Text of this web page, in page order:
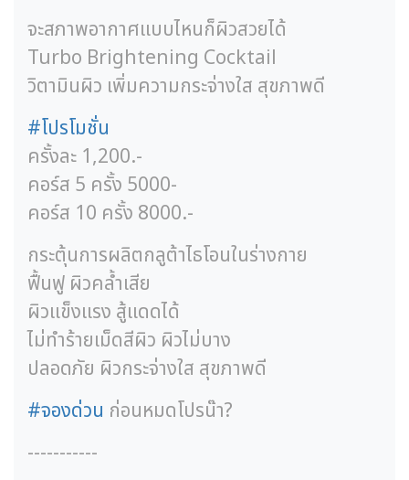
จะสภาพอากาศแบบไหนก็ผิวสวยได้
Turbo Brightening Cocktail
วิตามินผิว เพิ่มความกระจ่างใส สุขภาพดี
#โปรโมชั่น
ครั้งละ 1,200.-
คอร์ส 5 ครั้ง 5000-
คอร์ส 10 ครั้ง 8000.-
กระตุ้นการผลิตกลูต้าไธโอนในร่างกาย
ฟื้นฟู ผิวคล้ำเสีย
ผิวแข็งแรง สู้แดดได้
ไม่ทำร้ายเม็ดสีผิว ผิวไม่บาง
ปลอดภัย ผิวกระจ่างใส สุขภาพดี
#จองด่วน ก่อนหมดโปรน๊า?
-----------